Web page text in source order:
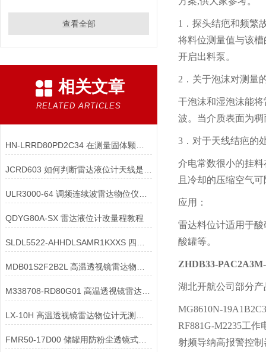
查看全部
相关文章
RELATED ARTICLES
HN-LRRD80PD2C34 在测量固体颗粒时，如何避免颗粒沉降对雷达的影响？
QDYG80A-SX 雷达液位计改量程教程
FMR50-17D00 储罐用防粉尘透镜式雷达料位计的结构设计有哪些特殊要求？
1．探头结疤和频繁
将料位测量值与该
开启出料泵。
2．关于泡沫对测量
干泡沫和湿泡沫能
波。当介质表面为
3．对于天线结疤的
介电常数很小的挂
且冷却的压缩空气
应用：
雷达料位计适用于
酸罐等。
ZHDB33-
湖北开航公司部分产
MG8610N-
RF881G-M2235工作
射频导纳高报警控制